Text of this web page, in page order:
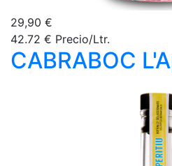
29,90 €
42.72 € Precio/Ltr.
CABRABOC